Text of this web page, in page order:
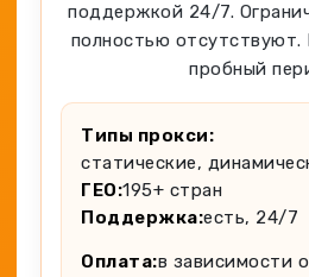
поддержкой 24/7.
полностью отсутствуют.
пробный
Типы прокси:
статические,
ГЕО:195+ стран
Поддержка:есть, 24/7
Оплата:в зависимости